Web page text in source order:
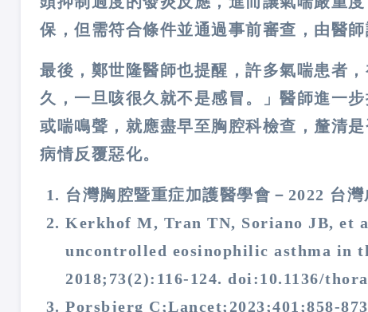
保，但需符合條件並通過事前審查，由醫師
最後，鄭世隆醫師也提醒，許多氣喘患者
久，一旦咳很久就不是感冒。」醫師進一
或喘鳴聲，就應盡早至胸腔科檢查，釐清
病情反覆惡化。
台灣胸腔暨重症加護醫學會－2022 台灣
Kerkhof M, Tran TN, Soriano JB, et
uncontrolled eosinophilic asthma in
2018;73(2):116-124. doi:10.1136/
Porsbjerg C;Lancet;2023;401;858-873